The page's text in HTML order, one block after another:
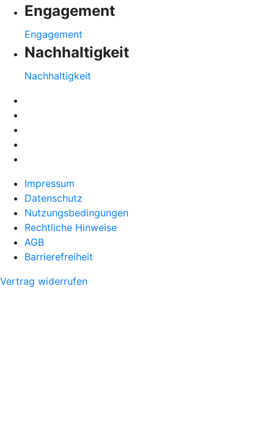
Engagement
Engagement
Nachhaltigkeit
Nachhaltigkeit
Impressum
Datenschutz
Nutzungsbedingungen
Rechtliche Hinweise
AGB
Barrierefreiheit
Vertrag widerrufen